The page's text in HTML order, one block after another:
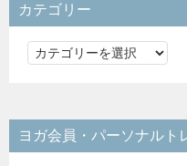
カテゴリー
カ
リ
ー
ヨガ会員・パーソナルト